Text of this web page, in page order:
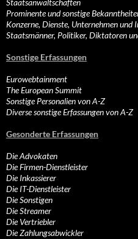
Staatsanwaltschaften
Prominente und sonstige
Konzerne, Dienste, Unternehmen und
Staatsmänner, Politiker, Diktatoren
Sonstige Erfassungen
Eurowebtainment
The European Summit
Sonstige Personalien von A-Z
Diverse sonstige Erfassungen von A-Z
Gesonderte Erfassungen
Die Advokaten
Die Firmen-Dienstleister
Die Inkassierer
Die IT-Dienstleister
Die Sonstigen
Die Streamer
Die Vertriebler
Die Zahlungsabwickler